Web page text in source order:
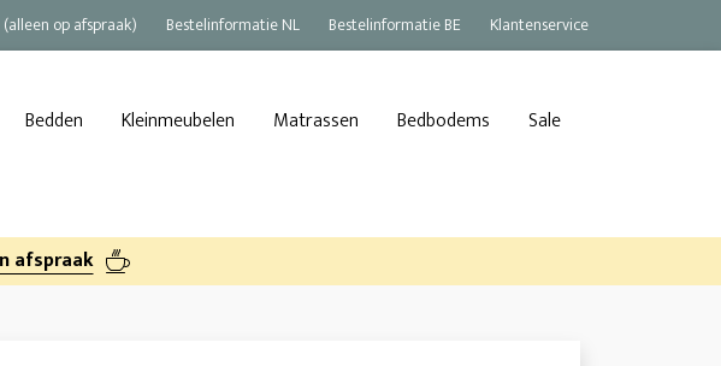
op afspraak) Bestelinformatie NL Bestelinformatie BE Klantenservice
Bedden Kleinmeubelen Matrassen Bedbodems Sale
afspraak